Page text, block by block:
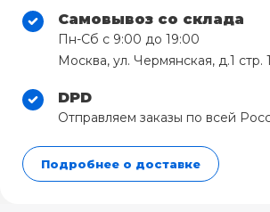
Самовывоз со склада
Пн-Сб с 9:00 до 19:00
Москва, ул. Чермянская, д.1 стр. 1
DPD
Отправляем заказы по всей
Подробнее о доставке